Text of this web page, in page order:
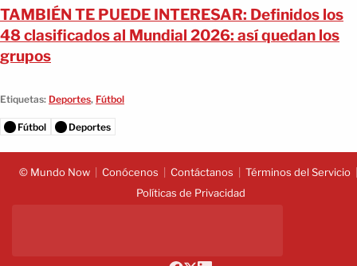
TAMBIÉN TE PUEDE INTERESAR: Definidos los
48 clasificados al Mundial 2026: así quedan los
grupos
Etiquetas: Deportes, Fútbol
Fútbol Deportes
© Mundo Now Conócenos Contáctanos
Términos del Servicio
Políticas de Privacidad